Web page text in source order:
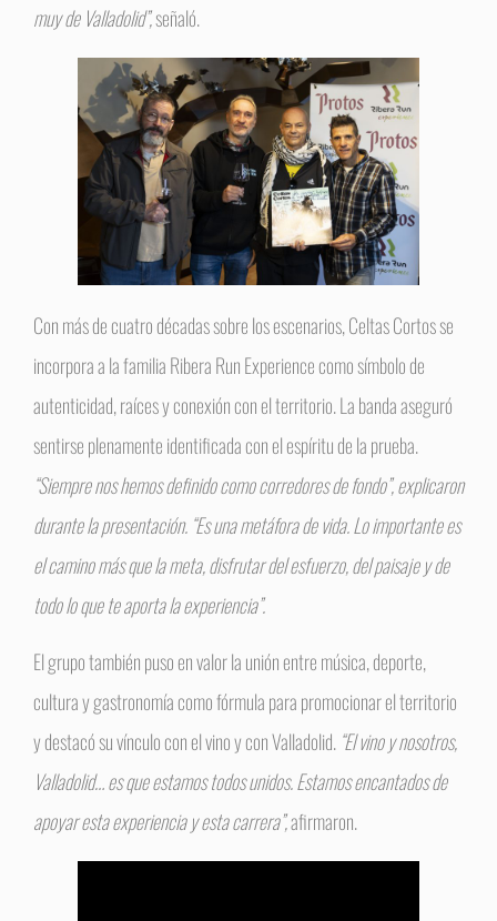
muy de Valladolid”,señaló.
Con más de cuatro décadas sobre los escenarios, Celtas Cortos se
incorpora a la familia Ribera Run Experience como símbolo de
autenticidad, raíces y conexión con el territorio. La banda aseguró
sentirse plenamente identificada con el espíritu de la prueba.
“Siempre nos hemos definido como corredores de fondo”, explicaron
durante la presentación. “Es una metáfora de vida. Lo importante es
el camino más que la meta, disfrutar del esfuerzo, del paisaje y de
todo lo que te aporta la experiencia”.
El grupo también puso en valor la unión entre música, deporte,
cultura y gastronomía como fórmula para promocionar el territorio
y destacó su vínculo con el vino y con Valladolid. “El vino y nosotros,
Valladolid… es que estamos todos unidos. Estamos encantados de
apoyar esta experiencia y esta carrera”,afirmaron.